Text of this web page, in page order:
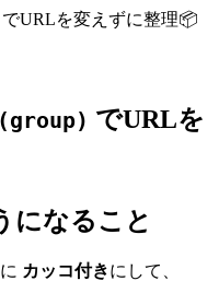
でURLを変えずに整理📦
(group) でURLを
になること
カッコ付きにして、